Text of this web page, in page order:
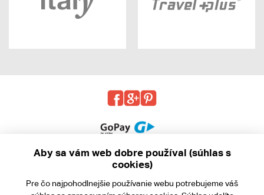
Aby sa vám web dobre používal (súhlas s
cookies)
Pre čo najpohodlnejšie používanie webu potrebujeme váš